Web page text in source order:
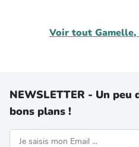
Voir tout
NEWSLETTER - Un peu
bons plans !